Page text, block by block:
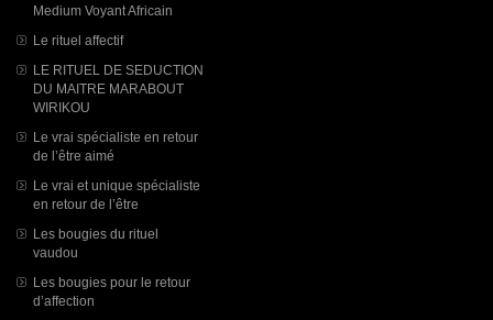
Medium Voyant Africain
Le rituel affectif
LE RITUEL DE SEDUCTION
DU MAITRE MARABOUT
WIRIKOU
Le vrai spécialiste en retour
de l’être aimé
Le vrai et unique spécialiste
en retour de l’être
Les bougies du rituel
vaudou
Les bougies pour le retour
d’affection